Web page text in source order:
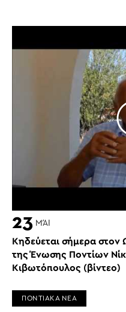
23 ΜΆΙ
Κηδεύεται σήμερα
της Ένωσης Ποντίων
Κιβωτόπουλος (βίντεο)
ΠΟΝΤΙΑΚΑ ΝΕΑ